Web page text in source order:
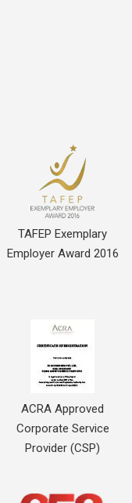
TAFEP Exemplary
Employer Award 2016
ACRA Approved
Corporate Service
Provider (CSP)